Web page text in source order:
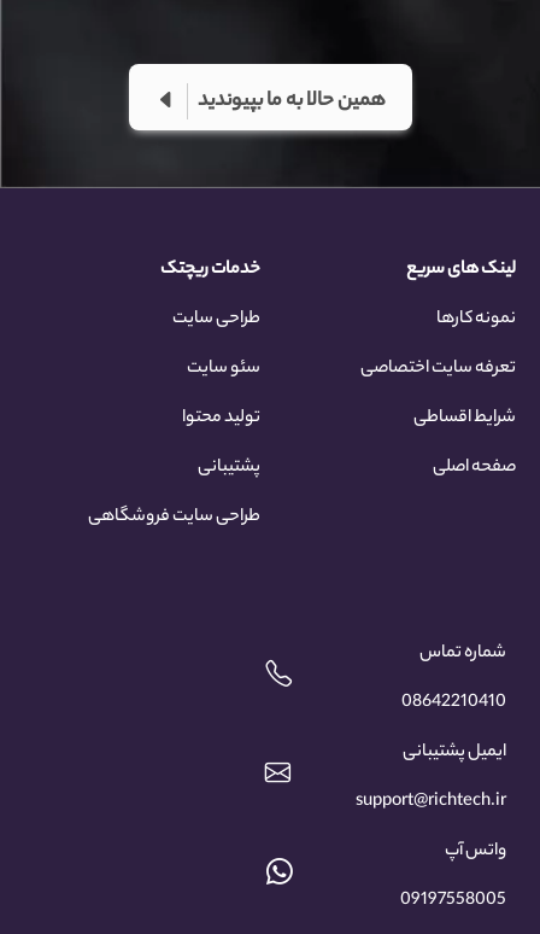
همین حالا به ما بپیوندید
لینک های سریع
نمونه کارها
تعرفه سایت اختصاصی
شرایط اقساطی
صفحه اصلی
خدمات ریچتک
طراحی سایت
سئو سایت
تولید محتوا
پشتیبانی
طراحی سایت فروشگاهی
شماره تماس
08642210410
ایمیل پشتیبانی
support@richtech.ir
واتس آپ
09197558005